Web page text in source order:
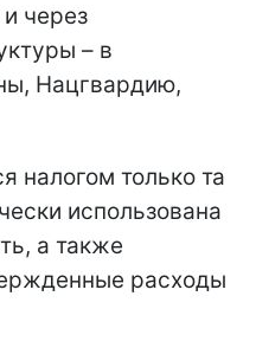
через
– в
Нацгвардию,
налогом только та
использована
а также
расходы